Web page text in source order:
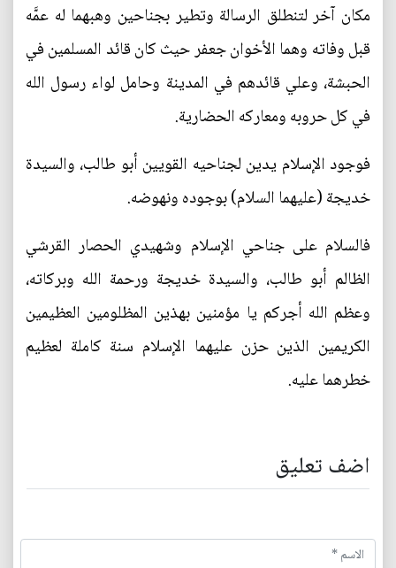
مكان آخر لتنطلق الرسالة وتطير بجناحين وهبهما له عمَّه
قبل وفاته وهما الأخوان جعفر حيث كان قائد المسلمين في
الحبشة، وعلي قائدهم في المدينة وحامل لواء رسول الله
في كل حروبه ومعاركه الحضارية.
فوجود الإسلام يدين لجناحيه القويين أبو طالب، والسيدة
خديجة (عليهما السلام) بوجوده ونهوضه.
فالسلام على جناحي الإسلام وشهيدي الحصار القرشي
الظالم أبو طالب، والسيدة خديجة ورحمة الله وبركاته،
وعظم الله أجركم يا مؤمنين بهذين المظلومين العظيمين
الكريمين الذين حزن عليهما الإسلام سنة كاملة لعظيم
خطرهما عليه.
اضف تعليق